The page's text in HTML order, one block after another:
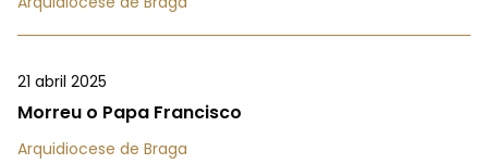
21 abril 2025
Morreu o Papa Francisco
Arquidiocese de Braga